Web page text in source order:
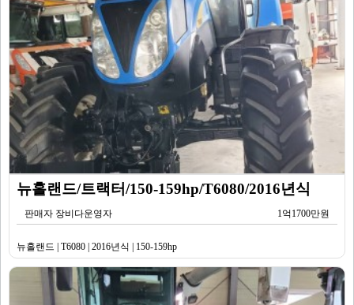
뉴홀랜드/트랙터/150-159hp/T6080/2016년식
판매자 장비다운영자 1억1700만원
뉴홀랜드 | T6080 | 2016년식 | 150-159hp